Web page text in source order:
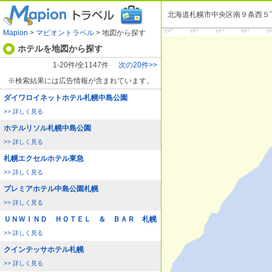
Mapion > マピオントラベル > 地図から探す
ホテルを地図から探す
1-20件/全1147件
次の20件>>
※検索結果には広告情報が含まれています。
ダイワロイネットホテル札幌中島公園
>> 詳しく見る
ホテルリソル札幌中島公園
>> 詳しく見る
札幌エクセルホテル東急
>> 詳しく見る
プレミアホテル中島公園札幌
>> 詳しく見る
ＵＮＷＩＮＤ ＨＯＴＥＬ ＆ ＢＡＲ 札幌
>> 詳しく見る
クインテッサホテル札幌
>> 詳しく見る
北海道札幌市中央区南９条西５